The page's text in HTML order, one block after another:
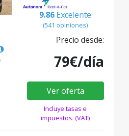
9.86 Excelente
(541 opiniones)
Precio desde:
79€/día
Ver oferta
Incluye tasas e
impuestos. (VAT)